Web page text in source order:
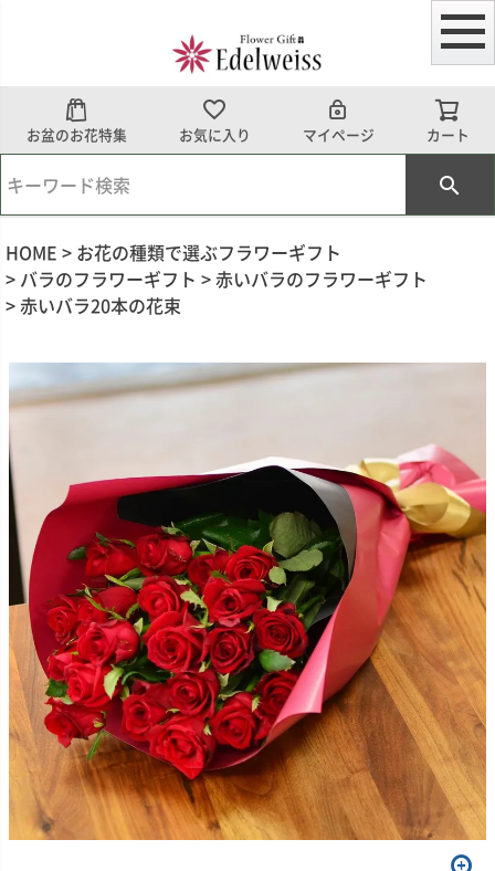
お盆のお花特集 お気に入り マイページ カート
HOME
お花の種類で選ぶフラワーギフト
バラのフラワーギフト
赤いバラのフラワーギフト
赤いバラ20本の花束